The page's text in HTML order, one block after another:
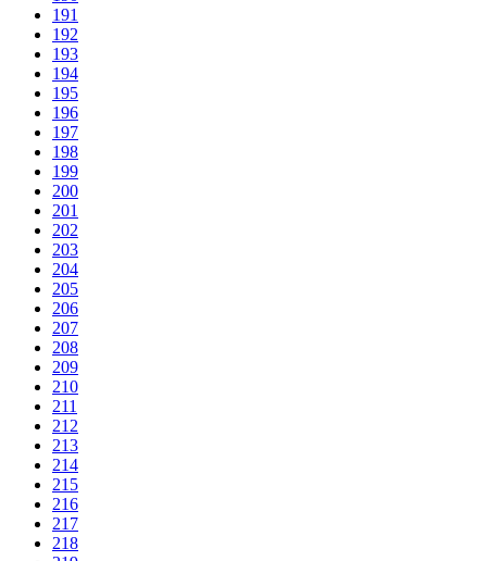
191
192
193
194
195
196
197
198
199
200
201
202
203
204
205
206
207
208
209
210
211
212
213
214
215
216
217
218